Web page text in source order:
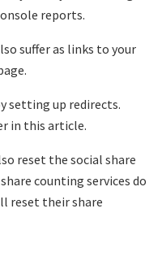
reports.
suffer as links to your
setting up redirects.
in this article.
reset the social share
counting services do
reset their share